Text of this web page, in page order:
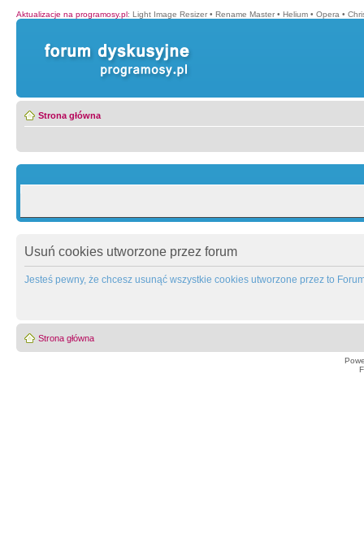
Aktualizacje na programosy.pl: Light Image Resizer • Rename Master • Helium • Opera •
Strona główna
Usuń cookies utworzone przez forum
Jesteś pewny, że chcesz usunąć wszystkie cookies utworzone przez to
Strona główna